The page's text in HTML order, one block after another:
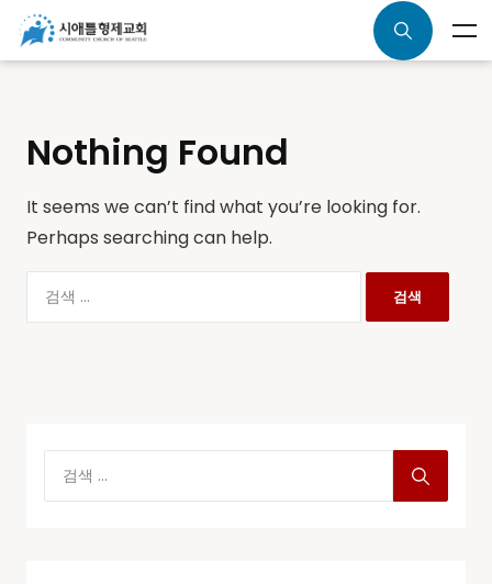
Nothing Found
It seems we can’t find what you’re looking for.
Perhaps searching can help.